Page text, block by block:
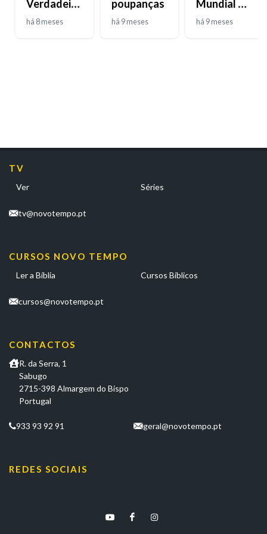
Verdadeiro
Josué
há 8 meses
poupanças
há 9 meses
Mundial da
DPOC
há 9 meses
TV
Ver Séries
tv@novotempo.pt
CURSOS NOVO TEMPO
Ler a Bíblia Cursos Bíblicos
cursos@novotempo.pt
CONTACTOS
R. da Serra, 1
Sabugo
2715-398 Almargem do Bispo
Portugal
933 93 92 91 geral@novotempo.pt
REDES SOCIAIS